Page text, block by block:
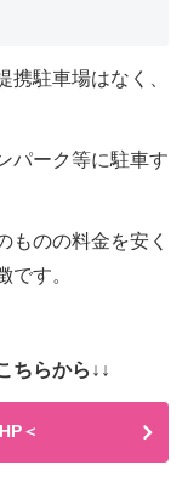
駐車場はなく、
パーク等に駐車す
ものの料金を安く
です。
ちらから↓↓
＜